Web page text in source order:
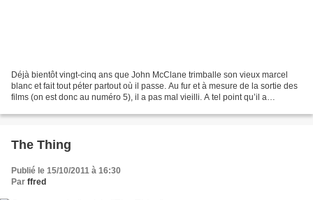
Déjà bientôt vingt-cinq ans que John McClane trimballe son vieux marcel
blanc et fait tout péter partout où il passe. Au fur et à mesure de la sortie des
films (on est donc au numéro 5), il a pas mal vieilli. A tel point qu’il a
The Thing
Publié le 15/10/2011 à 16:30
Par ffred